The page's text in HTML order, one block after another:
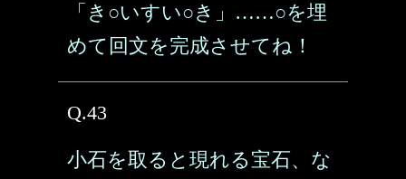
「き○いすい○き」……○を埋
めて回文を完成させてね！
Q.43
小石を取ると現れる宝石、な